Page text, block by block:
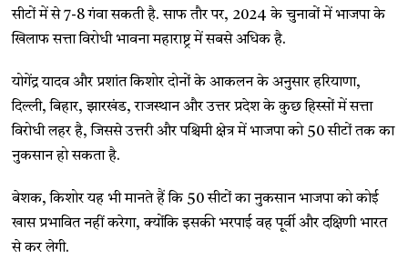
सीटों में से 7-8 गंवा सकती है. साफ तौर पर, 2024 के चुनावों में भाजपा के
खिलाफ सत्ता विरोधी भावना महाराष्ट्र में सबसे अधिक है.
योगेंद्र यादव और प्रशांत किशोर दोनों के आकलन के अनुसार हरियाणा,
दिल्ली, बिहार, झारखंड, राजस्थान और उत्तर प्रदेश के कुछ हिस्सों में सत्ता
विरोधी लहर है, जिससे उत्तरी और पश्चिमी क्षेत्र में भाजपा को 50 सीटों तक का
नुकसान हो सकता है.
बेशक, किशोर यह भी मानते हैं कि 50 सीटों का नुकसान भाजपा को कोई
खास प्रभावित नहीं करेगा, क्योंकि इसकी भरपाई वह पूर्वी और दक्षिणी भारत
से कर लेगी.